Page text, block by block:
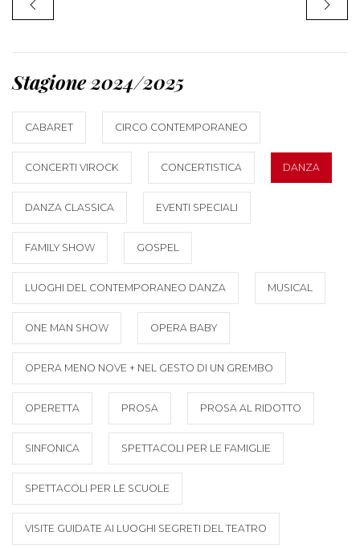
Stagione 2024/2025
CABARET CIRCO CONTEMPORANEO
CONCERTI VIROCK CONCERTISTICA DANZA
DANZA CLASSICA EVENTI SPECIALI
FAMILY SHOW GOSPEL
LUOGHI DEL CONTEMPORANEO DANZA MUSICAL
ONE MAN SHOW OPERA BABY
OPERA MENO NOVE + NEL GESTO DI UN GREMBO
OPERETTA PROSA PROSA AL RIDOTTO
SINFONICA SPETTACOLI PER LE FAMIGLIE
SPETTACOLI PER LE SCUOLE
VISITE GUIDATE AI LUOGHI SEGRETI DEL TEATRO